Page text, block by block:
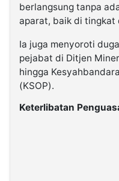
berlangsung tanpa
aparat, baik di tingkat
Ia juga menyoroti
pejabat di Ditjen
hingga
(KSOP).
Keterlibatan